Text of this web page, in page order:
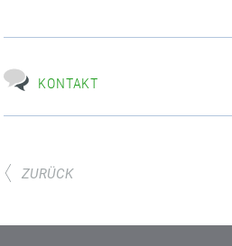
KONTAKT
ZURÜCK